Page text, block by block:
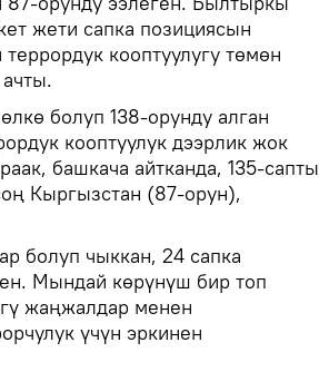
жети сапка позициясын
кооптуулугу төмөн
болуп 138-орунду алган
кооптуулук дээрлик жок
башкача айтканда, 135-сапты
Кыргызстан (87-орун),
болуп чыккан, 24 сапка
Мындай көрүнүш бир топ
жаңжалдар менен
үчүн эркинен